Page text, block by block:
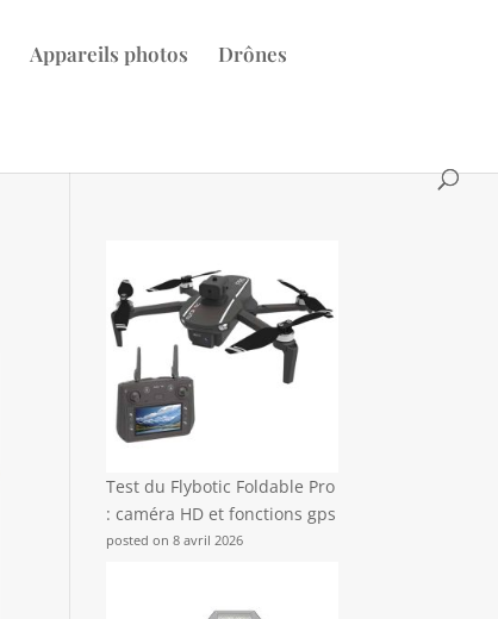
Appareils photos Drônes
Test du Flybotic Foldable Pro
: caméra HD et fonctions gps
posted on 8 avril 2026